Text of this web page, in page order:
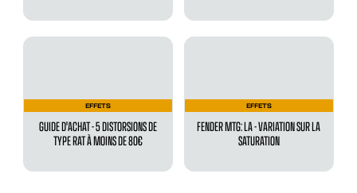
EFFETS
GUIDE D'ACHAT - 5 DISTORSIONS DE
TYPE RAT À MOINS DE 80€
EFFETS
FENDER MTG: LA - VARIATION SUR LA
SATURATION